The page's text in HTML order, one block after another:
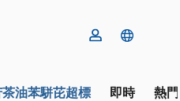
油苯駢芘超標 即時 熱